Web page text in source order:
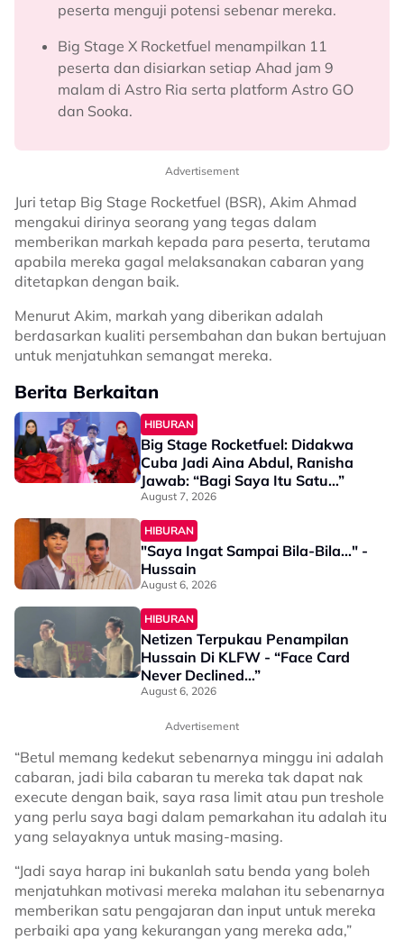
peserta menguji potensi sebenar mereka.
Big Stage X Rocketfuel menampilkan 11
peserta dan disiarkan setiap Ahad jam 9
malam di Astro Ria serta platform Astro GO
dan Sooka.
Advertisement
Juri tetap Big Stage Rocketfuel (BSR), Akim Ahmad
mengakui dirinya seorang yang tegas dalam
memberikan markah kepada para peserta, terutama
apabila mereka gagal melaksanakan cabaran yang
ditetapkan dengan baik.
Menurut Akim, markah yang diberikan adalah
berdasarkan kualiti persembahan dan bukan bertujuan
untuk menjatuhkan semangat mereka.
Berita Berkaitan
HIBURAN
Big Stage Rocketfuel: Didakwa
Cuba Jadi Aina Abdul, Ranisha
Jawab: “Bagi Saya Itu Satu…”
August 7, 2026
HIBURAN
"Saya Ingat Sampai Bila-Bila..." -
Hussain
August 6, 2026
HIBURAN
Netizen Terpukau Penampilan
Hussain Di KLFW - “Face Card
Never Declined…”
August 6, 2026
Advertisement
“Betul memang kedekut sebenarnya minggu ini adalah
cabaran, jadi bila cabaran tu mereka tak dapat nak
execute dengan baik, saya rasa limit atau pun treshole
yang perlu saya bagi dalam pemarkahan itu adalah itu
yang selayaknya untuk masing-masing.
“Jadi saya harap ini bukanlah satu benda yang boleh
menjatuhkan motivasi mereka malahan itu sebenarnya
memberikan satu pengajaran dan input untuk mereka
perbaiki apa yang kekurangan yang mereka ada,”